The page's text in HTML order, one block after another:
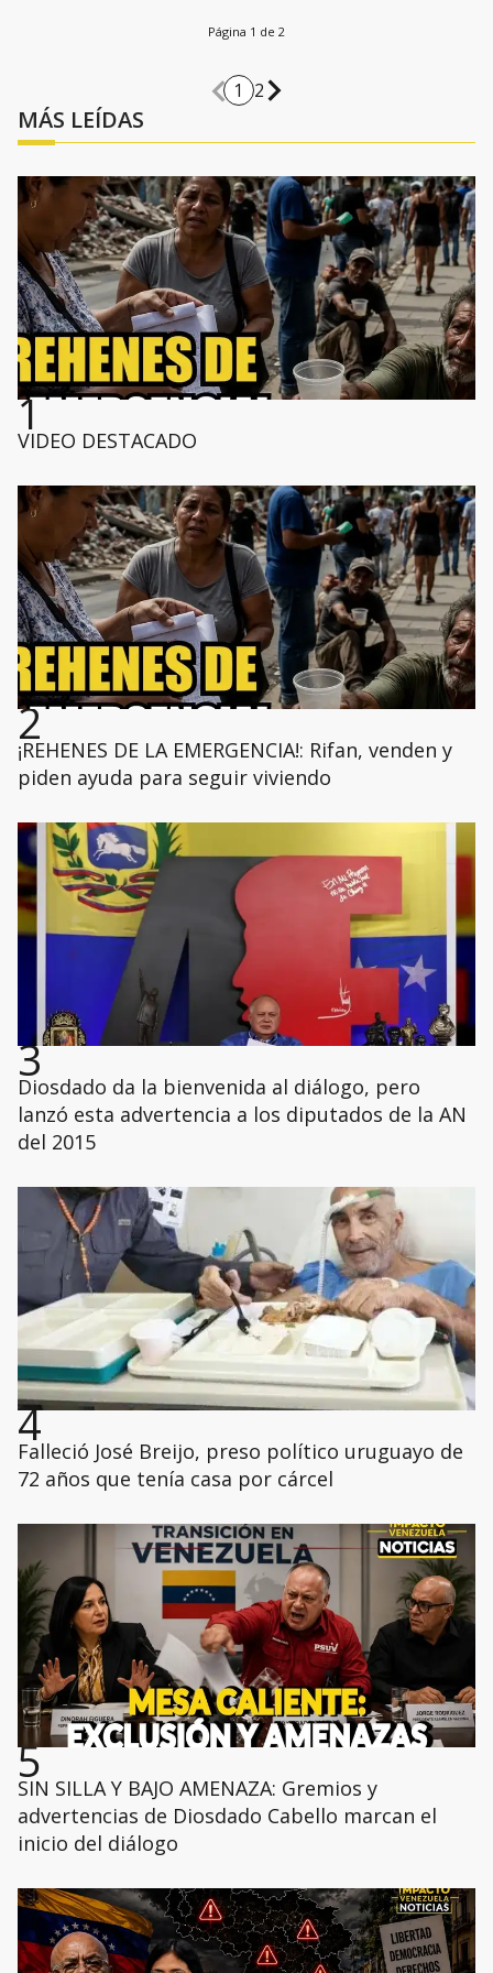
Página 1 de 2
1 2
MÁS LEÍDAS
1
VIDEO DESTACADO
2
¡REHENES DE LA EMERGENCIA!: Rifan, venden y
piden ayuda para seguir viviendo
3
Diosdado da la bienvenida al diálogo, pero
lanzó esta advertencia a los diputados de la AN
del 2015
4
Falleció José Breijo, preso político uruguayo de
72 años que tenía casa por cárcel
5
SIN SILLA Y BAJO AMENAZA: Gremios y
advertencias de Diosdado Cabello marcan el
inicio del diálogo